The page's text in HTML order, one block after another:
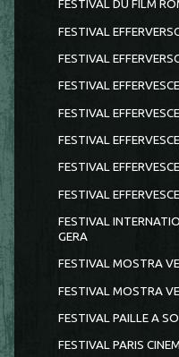
FESTIVAL DU FILM
FESTIVAL
FESTIVAL
FESTIVAL
FESTIVAL
FESTIVAL
FESTIVAL
FESTIVAL
FESTIVAL
GERA
FESTIVAL MOSTRA
FESTIVAL MOSTRA
FESTIVAL PAILLE A
FESTIVAL PARIS